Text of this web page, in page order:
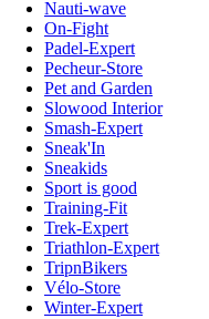
Nauti-wave
On-Fight
Padel-Expert
Pecheur-Store
Pet and Garden
Slowood Interior
Smash-Expert
Sneak'In
Sneakids
Sport is good
Training-Fit
Trek-Expert
Triathlon-Expert
TripnBikers
Vélo-Store
Winter-Expert